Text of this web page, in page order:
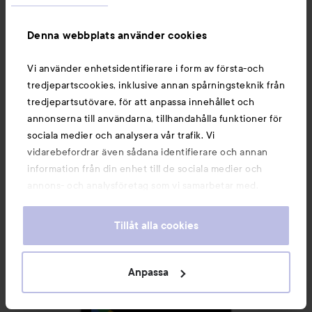
Denna webbplats använder cookies
Vi använder enhetsidentifierare i form av första-och
tredjepartscookies, inklusive annan spårningsteknik från
tredjepartsutövare, för att anpassa innehållet och
annonserna till användarna, tillhandahålla funktioner för
sociala medier och analysera vår trafik. Vi
vidarebefordrar även sådana identifierare och annan
information från din enhet till de sociala medier och
annons- och analysföretag som vi samarbetar med.
information som du har tillhandahållit eller som de har
våra cookies vid fortsatt användande av vår webbplats.
För information om hur du kan ändra inställningarna för
Tillåt alla cookies
Anpassa
Nyheter och erbjudanden
Kundservice
Information